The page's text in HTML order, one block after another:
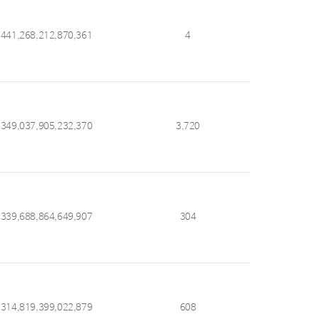
441,268,212,870,361 4
349,037,905,232,370 3,720
339,688,864,649,907 304
314,819,399,022,879 608